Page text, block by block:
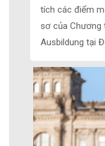
tích các điểm
sơ của Chương
Ausbildung tại